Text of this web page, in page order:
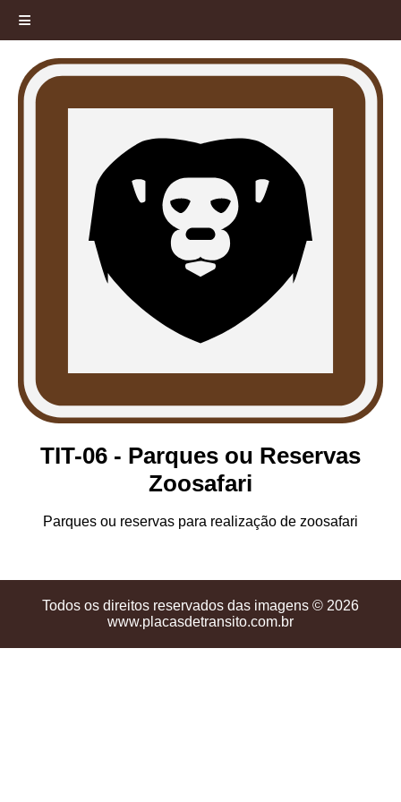
TIT-06 - Parques ou Reservas
Zoosafari
Parques ou reservas para realização de zoosafari
Todos os direitos reservados das imagens © 2026
www.placasdetransito.com.br